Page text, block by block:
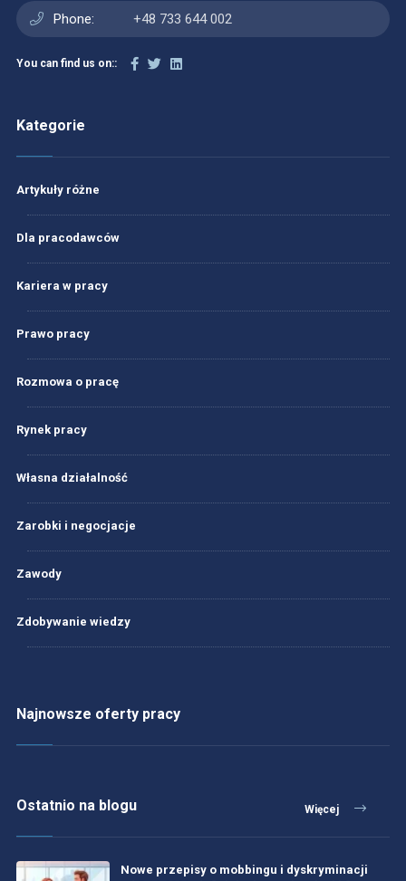
Phone: +48 733 644 002
You can find us on::
Kategorie
Artykuły różne
Dla pracodawców
Kariera w pracy
Prawo pracy
Rozmowa o pracę
Rynek pracy
Własna działalność
Zarobki i negocjacje
Zawody
Zdobywanie wiedzy
Najnowsze oferty pracy
Ostatnio na blogu Więcej
Nowe przepisy o mobbingu i dyskryminacji